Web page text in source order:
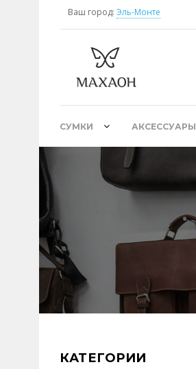
Ваш город: Эль-Монте
СУМКИ АКСЕССУАРЫ
КАТЕГОРИИ